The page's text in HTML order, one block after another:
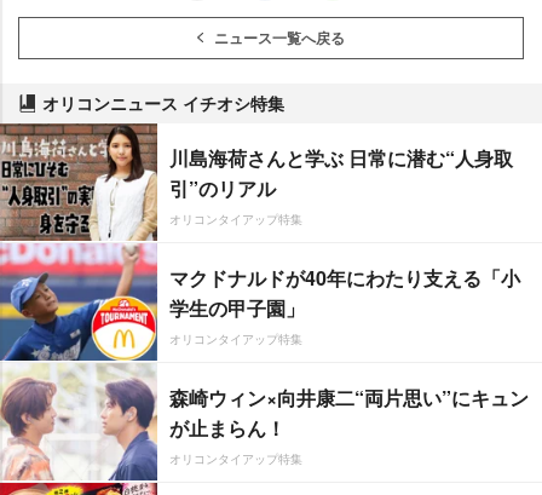
ニュース一覧へ戻る
オリコンニュース イチオシ特集
川島海荷さんと学ぶ 日常に潜む“人身取
引”のリアル
オリコンタイアップ特集
マクドナルドが40年にわたり支える「小
学生の甲子園」
オリコンタイアップ特集
森崎ウィン×向井康二“両片思い”にキュン
が止まらん！
オリコンタイアップ特集